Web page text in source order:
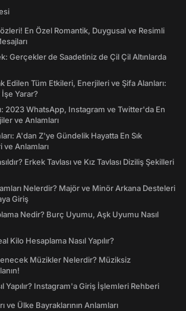
En Özel Romantik, Duygusal ve Resimli
Gerçekler de Saadetiniz de Çil Çil Altınlarda
Edilen Tüm Etkileri, Enerjileri ve Şifa Alanları:
Yarar?
2023 WhatsApp, Instagram ve Twitter'da En
ve Anlamları
A'dan Z'ye Gündelik Hayatta En Sık
ve Anlamları
Erkek Tavlası ve Kız Tavlası Diziliş Şekilleri
Nelerdir? Majör ve Minör Arkana Desteleri
Giriş
Nedir? Burç Uyumu, Aşk Uyumu Nasıl
Kilo Hesaplama Nasıl Yapılır?
Müzikler Nelerdir? Müziksiz
Yapılır? Instagram'a Giriş İşlemleri Rehberi
ve Ülke Bayraklarının Anlamları